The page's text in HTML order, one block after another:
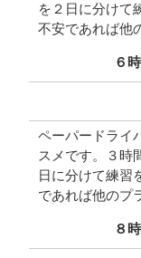
を２日に分けて
不安であれば他
６
ペーパードライ
スメです。３時
日に分けて練習
であれば他のプ
８